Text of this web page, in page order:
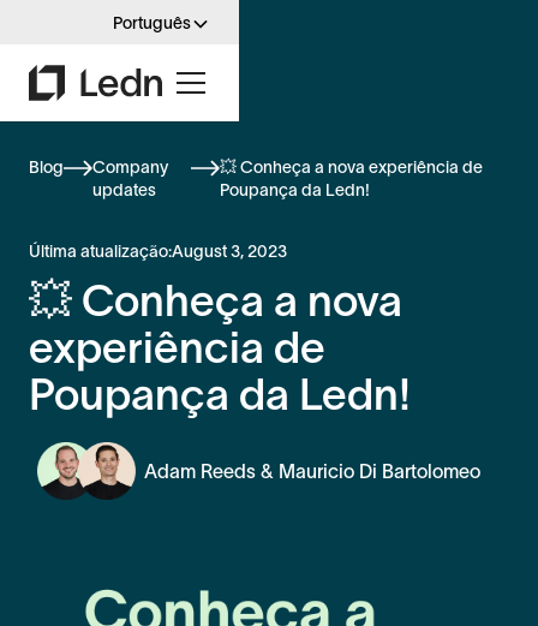
Português
Blog
Company
updates
💥 Conheça a nova experiência de
Poupança da Ledn!
Última atualização:August 3, 2023
💥 Conheça a nova
experiência de
Poupança da Ledn!
Adam Reeds & Mauricio Di Bartolomeo